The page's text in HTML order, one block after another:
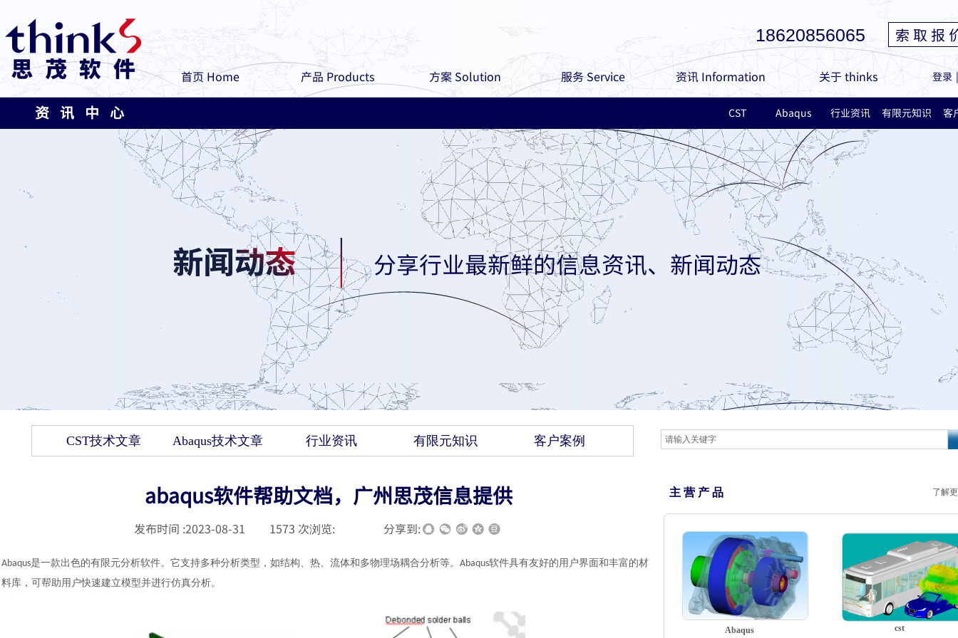
18620856065
登录 |
索 取 报
首页 Home 产品 Products 方案 Solution 服务 Service 资讯 Information 关于 thinks
分享行业最新鲜的信息资讯、新闻动态
资 讯 中 心 CST Abaqus 行业资讯 有限元知识 客
CST技术文章 Abaqus技术文章 行业资讯 有限元知识 客户案例
abaqus软件帮助文档，广州思茂信息提供
发布时间 :2023-08-31 1573 次浏览: 分享到:
Abaqus是一款出色的有限元分析软件。它支持多种分析类型，如结构、热、流体和多物理场耦合分析等。 Abaqus软件具有友好的用户界面和丰富的材
料库，可帮助用户快速建立模型并进行仿真分析。
主 营 产 品 了解
cst
Abaqus